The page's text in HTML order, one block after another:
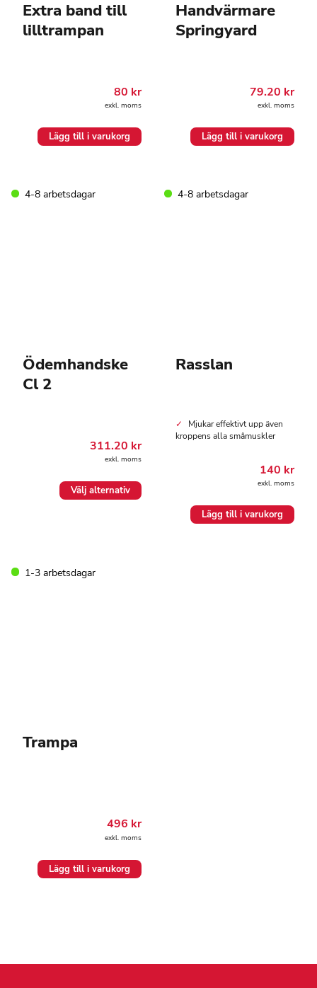
Extra band till
lilltrampan
80 kr
exkl. moms
Lägg till i varukorg
Handvärmare
Springyard
79.20 kr
exkl. moms
Lägg till i varukorg
4-8 arbetsdagar
Ödemhandske
Cl 2
311.20 kr
exkl. moms
Välj alternativ
olika
4-8 arbetsdagar
Rasslan
Mjukar effektivt upp även
kroppens alla småmuskler
140 kr
exkl. moms
Lägg till i varukorg
1-3 arbetsdagar
Trampa
496 kr
exkl. moms
Lägg till i varukorg